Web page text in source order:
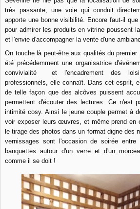
très passante, une voie qui conduit
apporte une bonne visibilité. Encore faut-il
pour admirer les produits en vitrine poussent
et l'envie d'accompagner la vente d'une
On touche là peut-être aux qualités du
été précédemment une organisatrice
convivialité et l'encadrement des
professionnels, elle connaît. Dans cet esprit,
de telle façon que des alcôves puissent
permettent d'écouter des lectures. Ce n'est
intimité cosy. Ainsi le jeune couple permet à
voir exposer leurs œuvres, et même prend en
le tirage des photos dans un format digne des
vernissages sont l'occasion de soirée
banquettes autour d'un verre et d'un
comme il se doit !